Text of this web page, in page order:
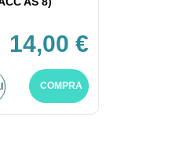
14,00 €
COMPRA